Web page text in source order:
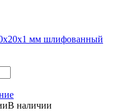
мм шлифованный
В наличии